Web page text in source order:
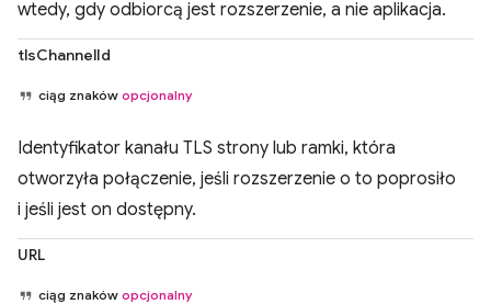
wtedy, gdy odbiorcą jest rozszerzenie, a nie aplikacja.
tlsChannelId
ciąg znaków opcjonalny
Identyfikator kanału TLS strony lub ramki, która
otworzyła połączenie, jeśli rozszerzenie o to poprosiło
i jeśli jest on dostępny.
URL
ciąg znaków opcjonalny